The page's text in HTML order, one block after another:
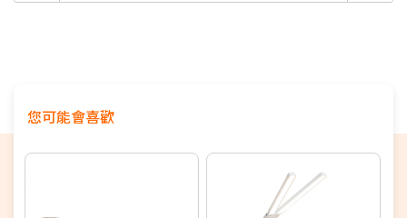
您可能會喜歡